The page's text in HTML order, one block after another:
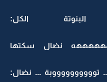
البنوتة الكل:
نضال سكتها
... نضال: